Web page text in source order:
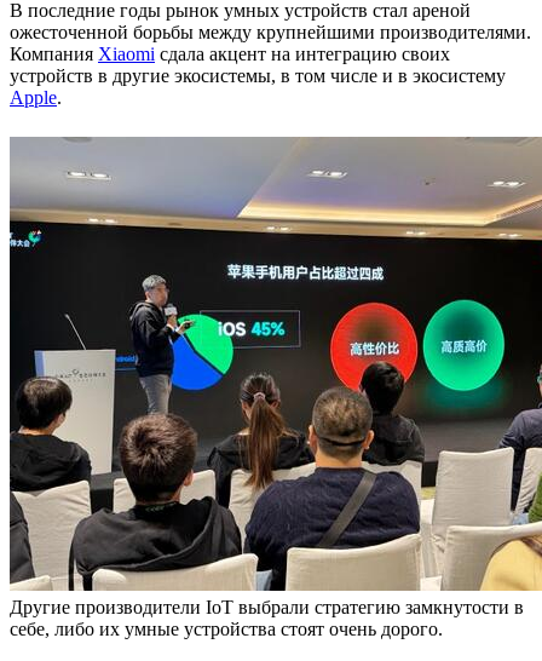
В последние годы рынок умных устройств стал ареной
ожесточенной борьбы между крупнейшими производителями.
Компания Xiaomi сдала акцент на интеграцию своих
устройств в другие экосистемы, в том числе и в экосистему
Apple.
Другие производители IoT выбрали стратегию замкнутости в
себе, либо их умные устройства стоят очень дорого.